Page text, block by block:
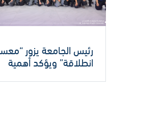
رئيس الجامعة يزور
انطلاقة” ويؤكد أهمية
البرامج النوعية في تنمية
مهارات الشباب اللغوية